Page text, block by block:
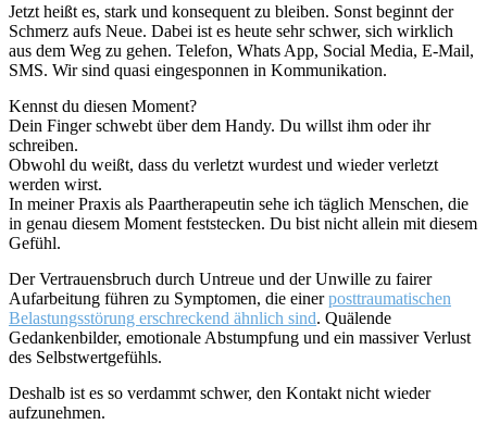
Jetzt heißt es, stark und konsequent zu bleiben. Sonst beginnt der
Schmerz aufs Neue. Dabei ist es heute sehr schwer, sich wirklich
aus dem Weg zu gehen. Telefon, Whats App, Social Media, E-Mail,
SMS. Wir sind quasi eingesponnen in Kommunikation.
Kennst du diesen Moment?
Dein Finger schwebt über dem Handy. Du willst ihm oder ihr
schreiben.
Obwohl du weißt, dass du verletzt wurdest und wieder verletzt
werden wirst.
In meiner Praxis als Paartherapeutin sehe ich täglich Menschen, die
in genau diesem Moment feststecken. Du bist nicht allein mit diesem
Gefühl.
Der Vertrauensbruch durch Untreue und der Unwille zu fairer
Aufarbeitung führen zu Symptomen, die einerposttraumatischen
Belastungsstörung erschreckend ähnlich sind. Quälende
Gedankenbilder, emotionale Abstumpfung und ein massiver Verlust
des Selbstwertgefühls.
Deshalb ist es so verdammt schwer, den Kontakt nicht wieder
aufzunehmen.